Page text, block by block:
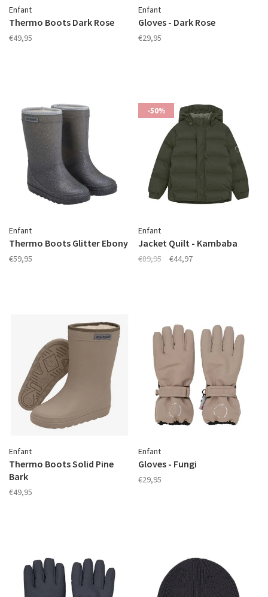
Enfant
Thermo Boots Dark Rose
€49,95
Enfant
Gloves - Dark Rose
€29,95
Enfant
Thermo Boots Glitter Ebony
€59,95
-50%
Enfant
Jacket Quilt - Kambaba
€89,95 €44,97
Enfant
Thermo Boots Solid Pine
Bark
€49,95
Enfant
Gloves - Fungi
€29,95